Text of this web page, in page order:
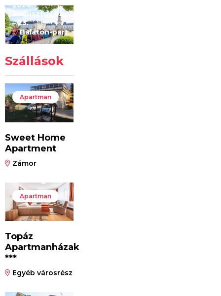
2026.
augusztus 22
– 23.
Balaton-part
Szállások
Apartman
Sweet Home
Apartment
Zámor
Apartman
Topáz
Apartmanházak
***
Egyéb városrész